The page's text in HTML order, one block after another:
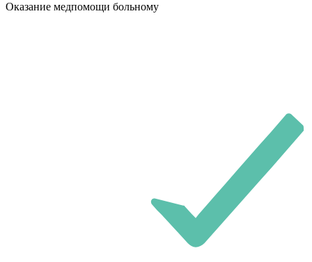
Оказание медпомощи больному